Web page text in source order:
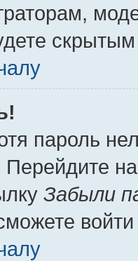
пароль
Перейдите
Забыли